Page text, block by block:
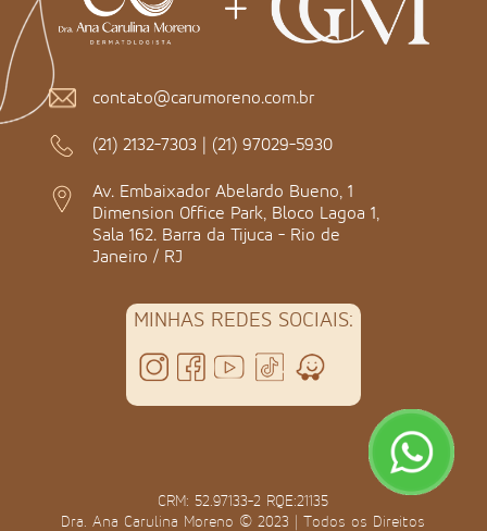
contato@carumoreno.com.br
(21) 2132-7303 | (21) 97029-5930
Av. Embaixador Abelardo Bueno, 1
Dimension Office Park, Bloco Lagoa 1,
Sala 162. Barra da Tijuca - Rio de
Janeiro / RJ
MINHAS REDES SOCIAIS:
CRM: 52.97133-2 RQE:21135
Dra. Ana Carulina Moreno © 2023 | Todos os Direitos